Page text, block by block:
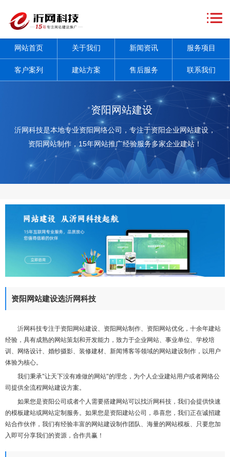
首
页
于
我
新
闻
服
网站首页 关于我们 新闻资讯 服务项目
客户案列 建站方案 售后服务 联系我们
资阳网站建设
沂网科技是本地专业资阳网络公司，专注于资阳企业网站建设，
资阳网站制作，15年网站推广经验服务多家企业建站！
资阳网站建设选沂网科技
沂网科技专注于资阳网站建设、资阳网站制作、资阳网站优化，十余年建站
经验，具有成熟的网站策划和开发能力，致力于企业网站、事业单位、学校培
训、网络设计、婚纱摄影、装修建材、新闻博客等领域的网站建设制作，以用户
体验为核心。
我们秉承"让天下没有难做的网站"的理念，为个人企业建站用户或者网络公
司提供全流程网站建设方案。
如果您是资阳公司或者个人需要搭建网站可以找沂网科技，我们会提供快速
的模板建站或网站定制服务。如果您是资阳建站公司，恭喜您，我们正在诚招建
站合作伙伴，我们有经验丰富的网站建设制作团队、海量的网站模板、只要您加
入即可分享我们的资源，合作共赢！